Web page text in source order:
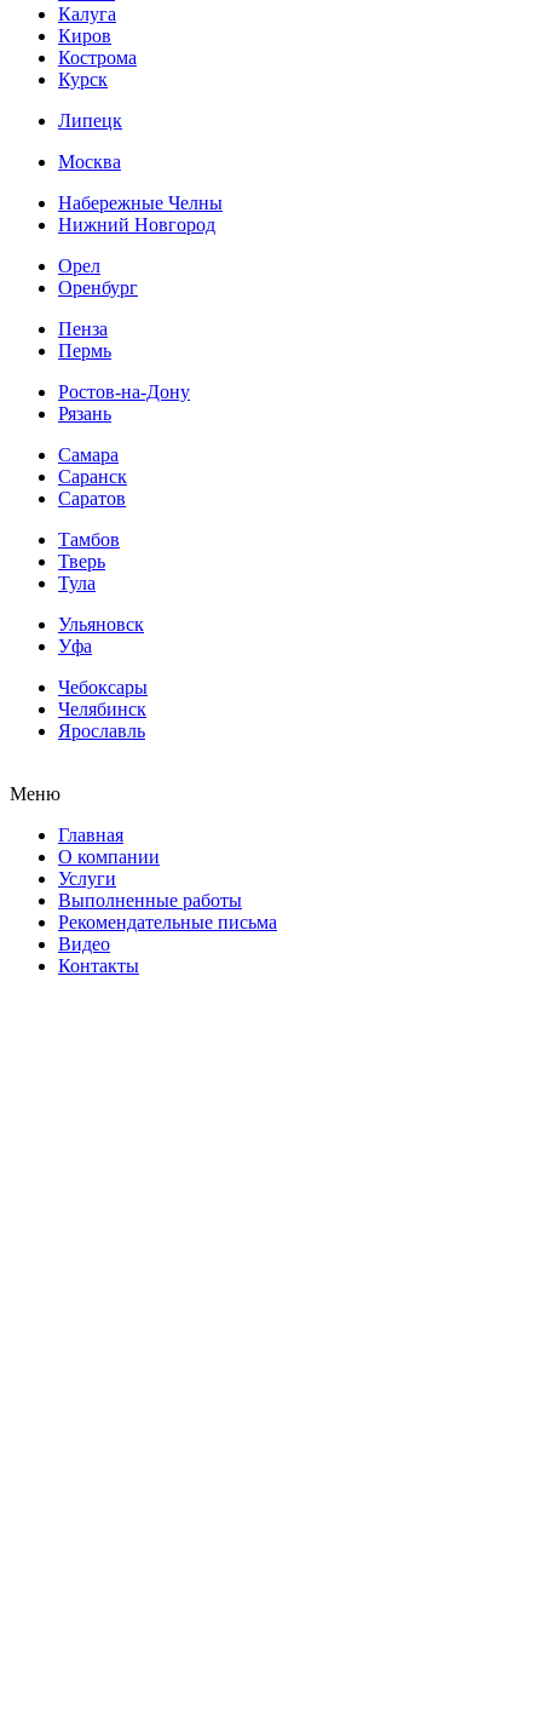
Калуга
Киров
Кострома
Курск
Липецк
Москва
Набережные Челны
Нижний Новгород
Орел
Оренбург
Пенза
Пермь
Ростов-на-Дону
Рязань
Самара
Саранск
Саратов
Тамбов
Тверь
Тула
Ульяновск
Уфа
Чебоксары
Челябинск
Ярославль
Меню
Главная
О компании
Услуги
Выполненные работы
Рекомендательные письма
Видео
Контакты